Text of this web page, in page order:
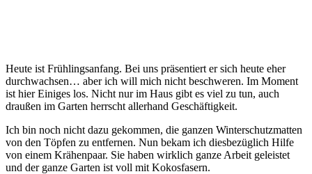
Heute ist Frühlingsanfang. Bei uns präsentiert er sich heute eher
durchwachsen… aber ich will mich nicht beschweren. Im Moment
ist hier Einiges los. Nicht nur im Haus gibt es viel zu tun, auch
draußen im Garten herrscht allerhand Geschäftigkeit.
Ich bin noch nicht dazu gekommen, die ganzen Winterschutzmatten
von den Töpfen zu entfernen. Nun bekam ich diesbezüglich Hilfe
von einem Krähenpaar. Sie haben wirklich ganze Arbeit geleistet
und der ganze Garten ist voll mit Kokosfasern.